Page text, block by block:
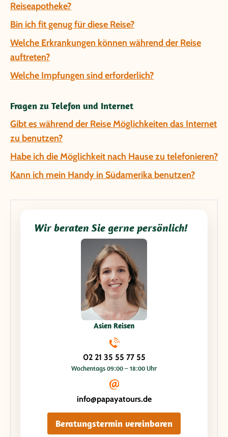
Reiseapotheke?
Bin ich fit genug für diese Reise?
Welche Erkrankungen können während der Reise
auftreten?
Welche Impfungen sind erforderlich?
Fragen zu Telefon und Internet
Gibt es während der Reise Möglichkeiten das Internet
zu benutzen?
Habe ich die Möglichkeit nach Hause zu telefonieren?
Kann ich mein Handy in Südamerika benutzen?
Wir beraten Sie gerne persönlich!
Asien Reisen
02 21 35 55 77 55
Wochentags 09:00 – 18:00 Uhr
info@papayatours.de
Beratungstermin vereinbaren